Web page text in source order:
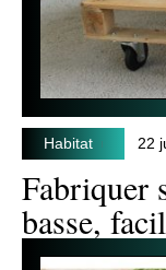
Habitat 22
Fabriquer
basse,